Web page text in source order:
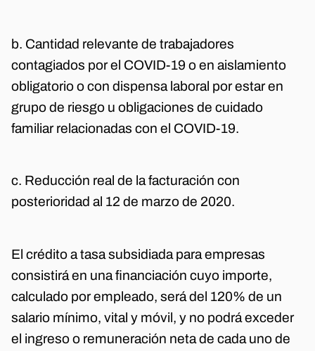
b. Cantidad relevante de trabajadores
contagiados por el COVID-19 o en aislamiento
obligatorio o con dispensa laboral por estar en
grupo de riesgo u obligaciones de cuidado
familiar relacionadas con el COVID-19.
c. Reducción real de la facturación con
posterioridad al 12 de marzo de 2020.
El crédito a tasa subsidiada para empresas
consistirá en una financiación cuyo importe,
calculado por empleado, será del 120% de un
salario mínimo, vital y móvil, y no podrá exceder
el ingreso o remuneración neta de cada uno de